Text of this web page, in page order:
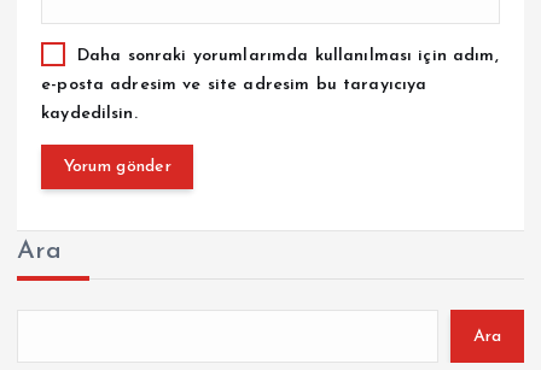
Daha sonraki yorumlarımda kullanılması için adım,
e-posta adresim ve site adresim bu tarayıcıya
kaydedilsin.
Ara
Ara